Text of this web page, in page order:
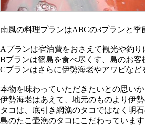
南風の料理プランはABCの3プランと季
Aプランは宿泊費をおさえて観光や釣り
Bプランは篠島を食べ尽くす、島のお客
Cプランはさらに伊勢海老やアワビなど
本物を味わっていただきたいとの思い
伊勢海老はあえて、地元のものより伊
タコは、底引き網漁のタコではなく明
島のたこ壷漁のタコにこだわっています